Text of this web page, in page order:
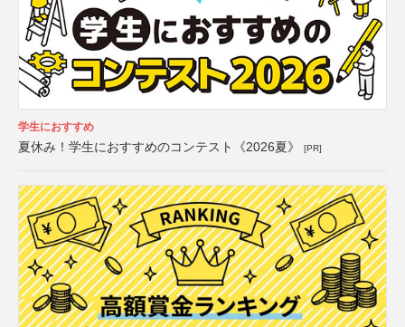
学生におすすめ
夏休み！学生におすすめのコンテスト《2026夏》 [PR]